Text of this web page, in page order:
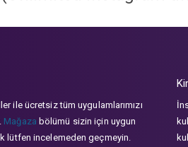
ile ücretsiz tüm uygulamlarımızı
Mağaza bölümü sizin için uygun
lütfen incelemeden geçmeyin.